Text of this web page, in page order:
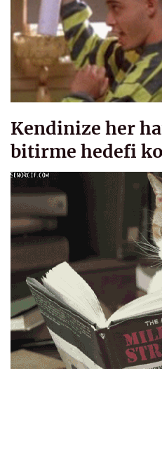
Kendinize her
bitirme hedefi